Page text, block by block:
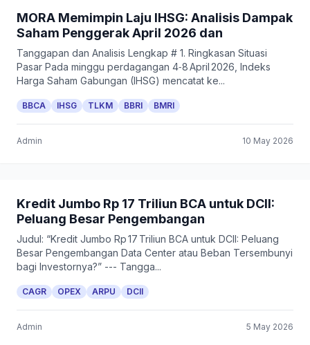
MORA Memimpin Laju IHSG: Analisis Dampak
Saham Penggerak April 2026 dan
Tanggapan dan Analisis Lengkap # 1. Ringkasan Situasi
Pasar Pada minggu perdagangan 4‑8 April 2026, Indeks
Harga Saham Gabungan (IHSG) mencatat ke...
BBCA IHSG TLKM BBRI BMRI
Admin 10 May 2026
Kredit Jumbo Rp 17 Triliun BCA untuk DCII:
Peluang Besar Pengembangan
Judul: “Kredit Jumbo Rp 17 Triliun BCA untuk DCII: Peluang
Besar Pengembangan Data Center atau Beban Tersembunyi
bagi Investornya?” --- Tangga...
CAGR OPEX ARPU DCII
Admin 5 May 2026